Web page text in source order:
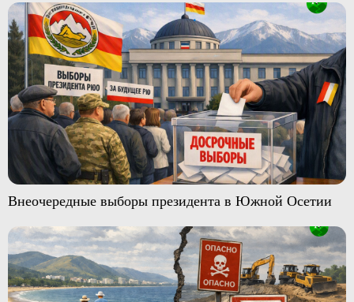
Внеочередные выборы президента в Южной Осетии